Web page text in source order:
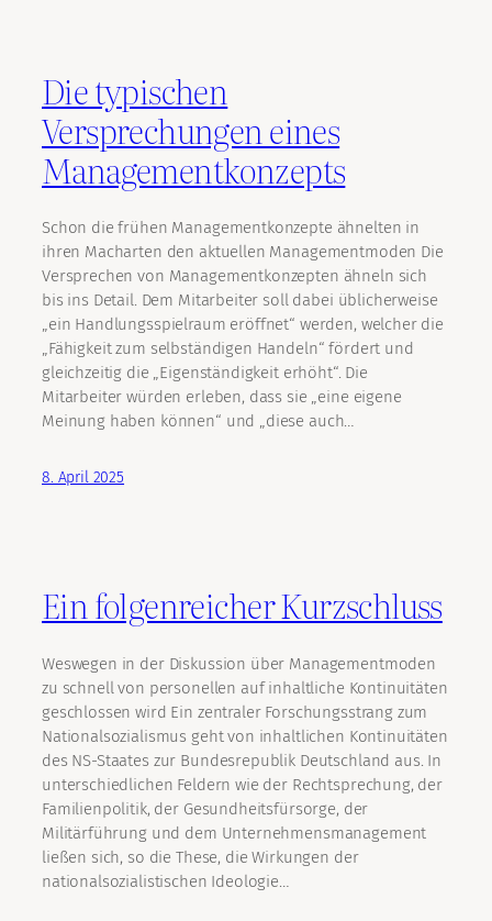
Die typischen
Versprechungen eines
Managementkonzepts
Schon die frühen Managementkonzepte ähnelten in
ihren Macharten den aktuellen Managementmoden Die
Versprechen von Managementkonzepten ähneln sich
bis ins Detail. Dem Mitarbeiter soll dabei üblicherweise
„ein Handlungsspielraum eröffnet“ werden, welcher die
„Fähigkeit zum selbständigen Handeln“ fördert und
gleichzeitig die „Eigenständigkeit erhöht“. Die
Mitarbeiter würden erleben, dass sie „eine eigene
Meinung haben können“ und „diese auch…
8. April 2025
Ein folgenreicher Kurzschluss
Weswegen in der Diskussion über Managementmoden
zu schnell von personellen auf inhaltliche Kontinuitäten
geschlossen wird Ein zentraler Forschungsstrang zum
Nationalsozialismus geht von inhaltlichen Kontinuitäten
des NS-Staates zur Bundesrepublik Deutschland aus. In
unterschiedlichen Feldern wie der Rechtsprechung, der
Familienpolitik, der Gesundheitsfürsorge, der
Militärführung und dem Unternehmensmanagement
ließen sich, so die These, die Wirkungen der
nationalsozialistischen Ideologie…